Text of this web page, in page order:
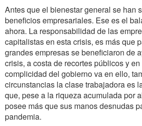
Antes que el bienestar general se han
beneficios empresariales. Ese es el
ahora. La responsabilidad de las
capitalistas en esta crisis, es más que
grandes empresas se beneficiaron de
crisis, a costa de recortes públicos y
complicidad del gobierno va en ello,
circunstancias la clase trabajadora es
que, pese a la riqueza acumulada por
posee más que sus manos desnudas
pandemia.